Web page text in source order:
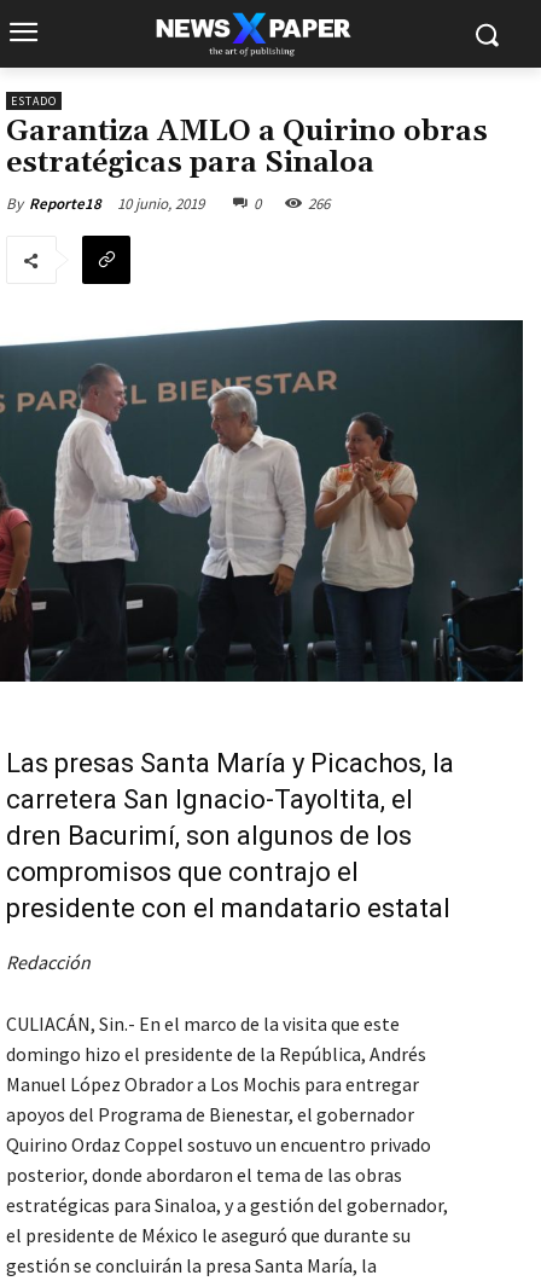
ESTADO
Garantiza AMLO a Quirino obras
estratégicas para Sinaloa
By Reporte18 10 junio, 2019 0 266
Las presas Santa María y Picachos, la
carretera San Ignacio-Tayoltita, el
dren Bacurimí, son algunos de los
compromisos que contrajo el
presidente con el mandatario estatal
Redacción
CULIACÁN, Sin.- En el marco de la visita que este
domingo hizo el presidente de la República, Andrés
Manuel López Obrador a Los Mochis para entregar
apoyos del Programa de Bienestar, el gobernador
Quirino Ordaz Coppel sostuvo un encuentro privado
posterior, donde abordaron el tema de las obras
estratégicas para Sinaloa, y a gestión del gobernador,
el presidente de México le aseguró que durante su
gestión se concluirán la presa Santa María, la